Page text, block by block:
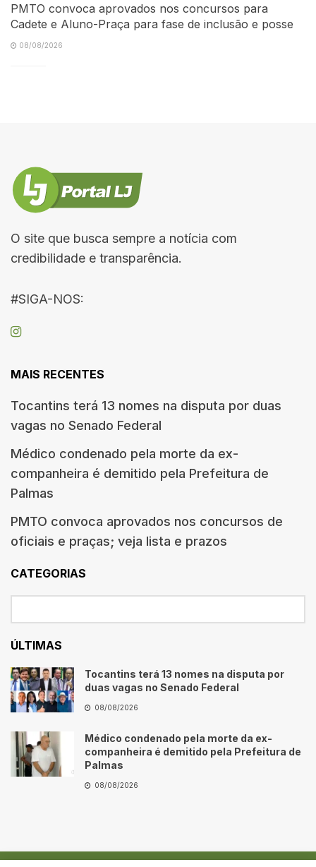
PMTO convoca aprovados nos concursos para
Cadete e Aluno-Praça para fase de inclusão e posse
08/08/2026
O site que busca sempre a notícia com
credibilidade e transparência.
#SIGA-NOS:
MAIS RECENTES
Tocantins terá 13 nomes na disputa por duas
vagas no Senado Federal
Médico condenado pela morte da ex-
companheira é demitido pela Prefeitura de
Palmas
PMTO convoca aprovados nos concursos de
oficiais e praças; veja lista e prazos
CATEGORIAS
ÚLTIMAS
Tocantins terá 13 nomes na disputa por
duas vagas no Senado Federal
08/08/2026
Médico condenado pela morte da ex-
companheira é demitido pela Prefeitura de
Palmas
08/08/2026